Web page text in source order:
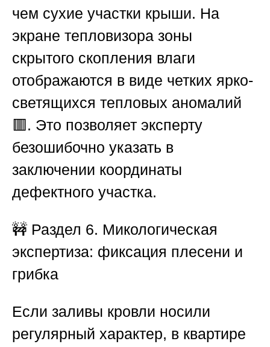
чем сухие участки крыши. На
экране тепловизора зоны
скрытого скопления влаги
отображаются в виде четких ярко-
светящихся тепловых аномалий
🟥. Это позволяет эксперту
безошибочно указать в
заключении координаты
дефектного участка.
🚧 Раздел 6. Микологическая
экспертиза: фиксация плесени и
грибка
Если заливы кровли носили
регулярный характер, в квартире